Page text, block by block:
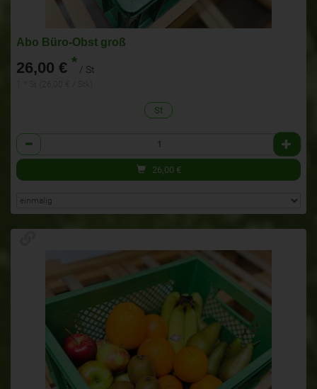
Abo Büro-Obst groß
26,00 € * / St
St
Anzahl
26,00 €